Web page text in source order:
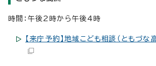
時間：午後2時から午後4時
【来庁予約】地域こども相談（ともづな